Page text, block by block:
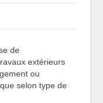
de
extérieurs
ou
selon type de